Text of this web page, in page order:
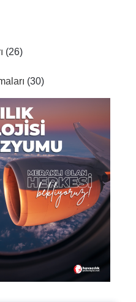
(26)
(30)